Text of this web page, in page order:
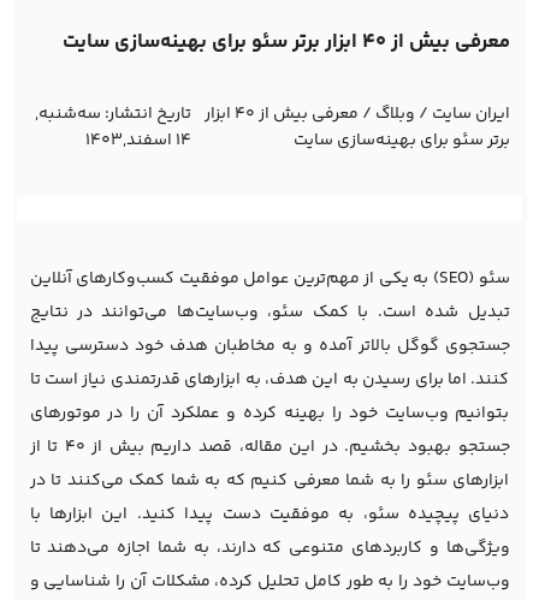
معرفی بیش از ۴۰ ابزار برتر سئو برای بهینه‌سازی سایت
ایران سایت / وبلاگ /
معرفی بیش از ۴۰ ابزار
برتر سئو برای بهینه‌سازی سایت
تاریخ انتشار: ﺳﻪشنبه,
14 اسفند,1403
سئو (SEO) به یکی از مهم‌ترین عوامل موفقیت کسب‌وکارهای آنلاین
تبدیل شده است. با کمک سئو، وب‌سایت‌ها می‌توانند در نتایج
جستجوی گوگل بالاتر آمده و به مخاطبان هدف خود دسترسی پیدا
کنند. اما برای رسیدن به این هدف، به ابزارهای قدرتمندی نیاز است تا
بتوانیم وب‌سایت خود را بهینه کرده و عملکرد آن را در موتورهای
جستجو بهبود بخشیم. در این مقاله، قصد داریم بیش از 40 تا از
ابزارهای سئو را به شما معرفی کنیم که به شما کمک می‌کنند تا در
دنیای پیچیده سئو، به موفقیت دست پیدا کنید. این ابزارها با
ویژگی‌ها و کاربردهای متنوعی که دارند، به شما اجازه می‌دهند تا
وب‌سایت خود را به طور کامل تحلیل کرده، مشکلات آن را شناسایی و